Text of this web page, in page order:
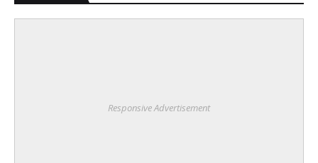
Responsive Advertisement